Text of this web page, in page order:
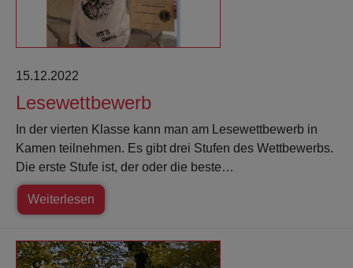
15.12.2022
Lesewettbewerb
In der vierten Klasse kann man am Lesewettbewerb in
Kamen teilnehmen. Es gibt drei Stufen des Wettbewerbs.
Die erste Stufe ist, der oder die beste…
Weiterlesen